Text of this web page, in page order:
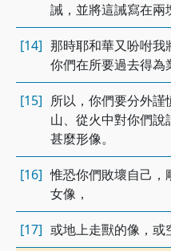
誡，並將這誡寫在兩
[14] 那時耶和華又吩咐我
你們在所要過去得為
[15] 所以，你們要分外
山、從火中對你們
甚麼形像。
[16] 惟恐你們敗壞自己，
女像，
[17] 或地上走獸的像，或